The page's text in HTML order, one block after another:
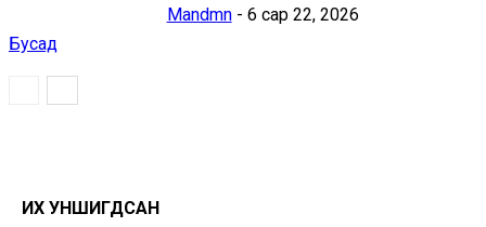
Бусад
Mandmn - 6 сар 22, 2026
ИХ УНШИГДСАН